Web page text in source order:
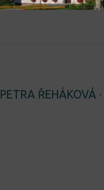
PETRA ŘEHÁKOVÁ ·